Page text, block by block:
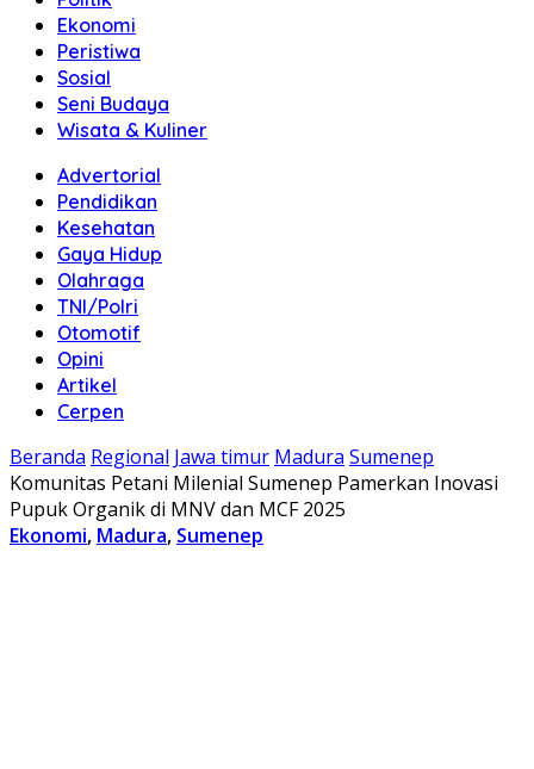
Ekonomi
Peristiwa
Sosial
Seni Budaya
Wisata & Kuliner
Advertorial
Pendidikan
Kesehatan
Gaya Hidup
Olahraga
TNI/Polri
Otomotif
Opini
Artikel
Cerpen
Beranda Regional Jawa timur Madura Sumenep
Komunitas Petani Milenial Sumenep Pamerkan Inovasi
Pupuk Organik di MNV dan MCF 2025
Ekonomi, Madura, Sumenep